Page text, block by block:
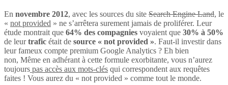
En novembre 2012, avec les sources du site Search Engine Land, le
« not provided » ne s’arrêtera surement jamais de proliférer. Leur
étude montrait que 64% des compagnies voyaient que 30% à 50%
de leurtrafic était de source « not provided ». Faut-il investir dans
leur fameux compte premium Google Analytics ? Eh bien
non, Même en adhérant à cette formule exorbitante, vous n’aurez
toujours pas accès aux mots-clés qui correspondent aux requêtes
faites ! Vous aurez du « not provided » comme tout le monde.